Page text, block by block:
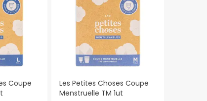
Coupe
Les Petites Choses Coupe
Menstruelle TM 1ut